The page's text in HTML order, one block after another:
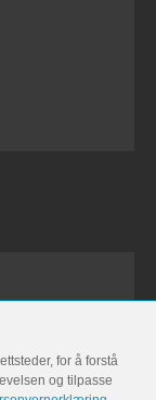
for å forstå
og tilpasse